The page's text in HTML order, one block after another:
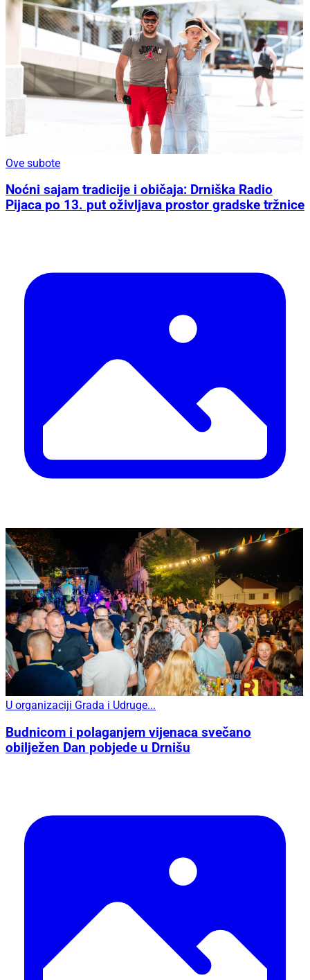
Ove subote
Noćni sajam tradicije i običaja: Drniška Radio
Pijaca po 13. put oživljava prostor gradske tržnice
U organizaciji Grada i Udruge...
Budnicom i polaganjem vijenaca svečano
obilježen Dan pobjede u Drnišu